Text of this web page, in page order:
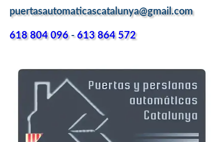
puertasautomaticascatalunya@gmail.com
618 804 096-613 864 572